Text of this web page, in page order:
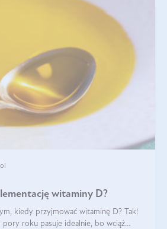
witaminy D?
kiedy przyjmować witaminę D? Tak!
roku pasuje idealnie, bo wciąż